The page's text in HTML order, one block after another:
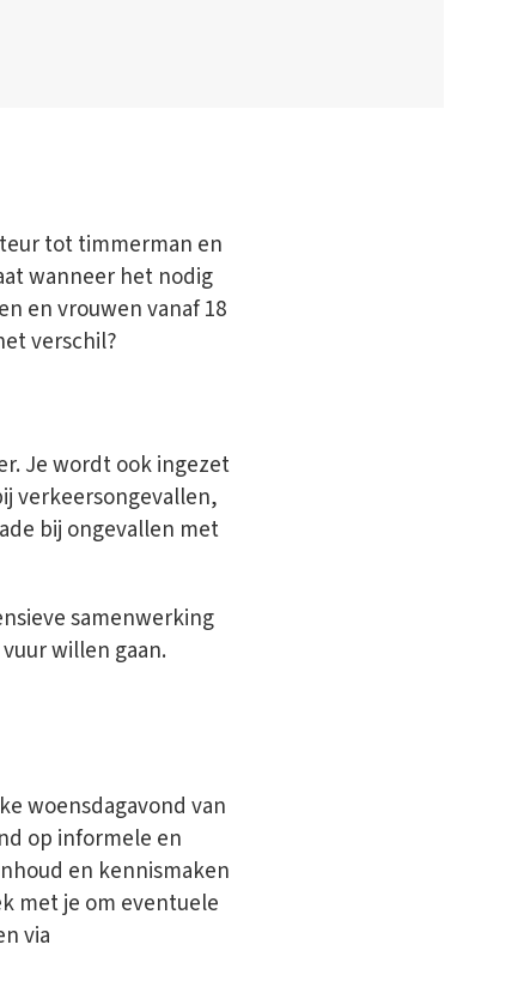
tot timmerman en
wanneer het nodig
en vrouwen vanaf 18
verschil?
Je wordt ook ingezet
verkeersongevallen,
bij ongevallen met
samenwerking
willen gaan.
woensdagavond van
op informele en
en kennismaken
met je om eventuele
via